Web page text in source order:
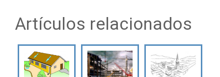
Artículos relacionados